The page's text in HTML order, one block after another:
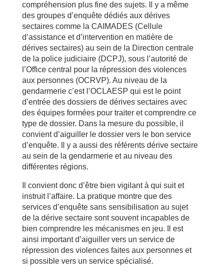
compréhension plus fine des sujets. Il y a même
des groupes d’enquête dédiés aux dérives
sectaires comme la CAIMADES (Cellule
d’assistance et d’intervention en matière de
dérives sectaires) au sein de la Direction centrale
de la police judiciaire (DCPJ), sous l’autorité de
l’Office central pour la répression des violences
aux personnes (OCRVP). Au niveau de la
gendarmerie c’est l’OCLAESP qui est le point
d’entrée des dossiers de dérives sectaires avec
des équipes formées pour traiter et comprendre ce
type de dossier. Dans la mesure du possible, il
convient d’aiguiller le dossier vers le bon service
d’enquête. Il y a aussi des référents dérive sectaire
au sein de la gendarmerie et au niveau des
différentes régions.
Il convient donc d’être bien vigilant à qui suit et
instruit l’affaire. La pratique montre que des
services d’enquête sans sensibilisation au sujet
de la dérive sectaire sont souvent incapables de
bien comprendre les mécanismes en jeu. Il est
ainsi important d’aiguiller vers un service de
répression des violences faites aux personnes et
si possible vers un service spécialisé.